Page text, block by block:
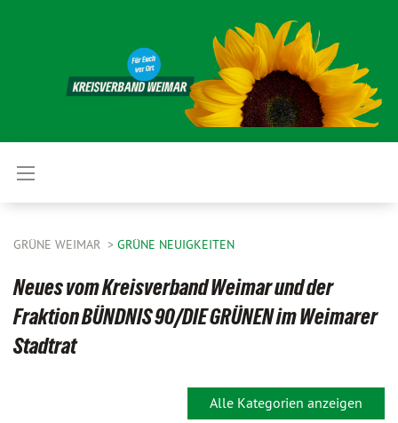
GRÜNE WEIMAR GRÜNE NEUIGKEITEN
Neues vom Kreisverband Weimar und der
Fraktion BÜNDNIS 90/DIE GRÜNEN im Weimarer
Stadtrat
Alle Kategorien anzeigen